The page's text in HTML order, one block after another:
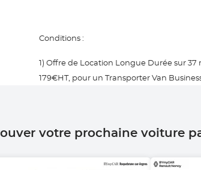
Conditions :
1) Offre de Location Longue Durée sur
179€HT, pour un Transporter Van
votre prochaine voiture